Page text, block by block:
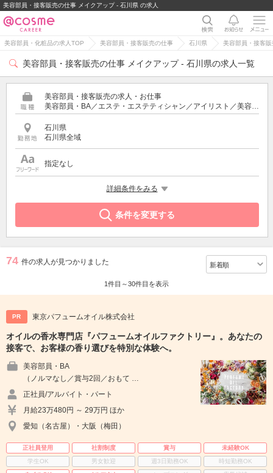
美容部員・接客販売の仕事 メイクアップ - 石川県 の求人
美容部員・化粧品の求人TOP 美容部員・接客販売の仕事 石川県 美容部員・接客
美容部員・接客販売の仕事 メイクアップ - 石川県の求人一覧
美容部員・接客販売の求人・お仕事
美容部員・BA／エステ・エステティシャン／アイリスト／美容師／受付・フロント
石川県
石川県全域
指定なし
詳細条件をみる
条件を変更する
74 件の求人が見つかりました
1件目～30件目を表示
PR 東京パフュームオイル株式会社
オイルの香水専門店『パフュームオイルファクトリー』。あなたの
接客で、お客様の香り選びを特別な体験へ。
美容部員・BA
（ノルマなし／賞与2回／おもて …
正社員/アルバイト・パート
月給23万480円 ～ 29万円 ほか
愛知（名古屋）・大阪（梅田）
正社員登用 社割制度 賞与
未経験OK
学生OK
男女歓迎 週3日勤務OK
時短勤務OK